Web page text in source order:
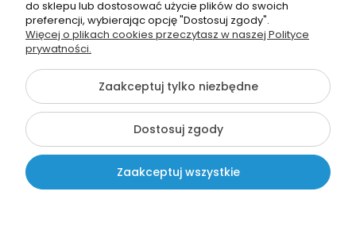
666963293
info@szkolnenaklejki.pl
©2026 Wszelkie Prawa Zastrzeżone | SzkolneNaklejki.pl
do sklepu lub dostosować użycie plików do swoich
preferencji, wybierając opcję "Dostosuj zgody".
Więcej o plikach cookies przeczytasz w naszej Polityce
prywatności.
Zaakceptuj tylko niezbędne
Dostosuj zgody
Zaakceptuj wszystkie